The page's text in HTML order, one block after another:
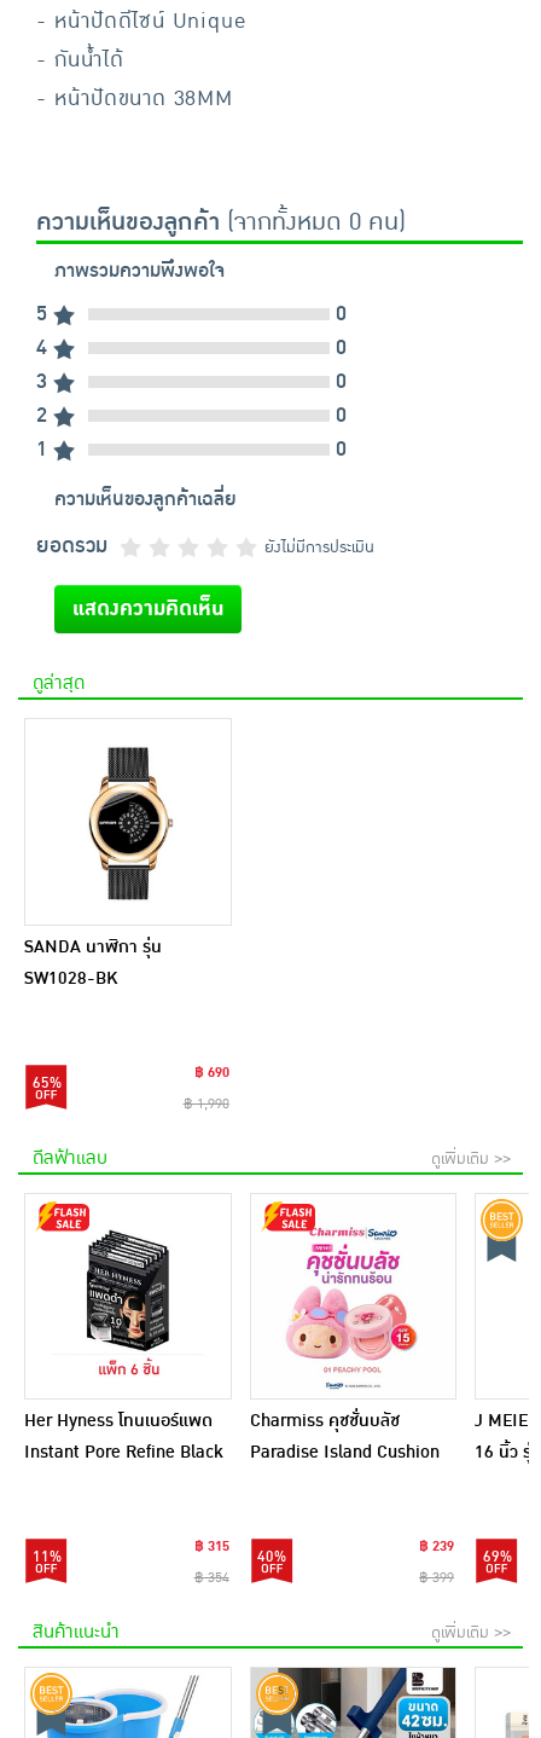
- หน้าปัดดีไซน์ Unique
- กันน้ำได้
- หน้าปัดขนาด 38MM
ความเห็นของลูกค้า (จากทั้งหมด 0 คน)
ภาพรวมความพึงพอใจ
5
0
4
0
3
0
2
0
1
0
ความเห็นของลูกค้าเฉลี่ย
ยอดรวม ยังไม่มีการประเมิน
แสดงความคิดเห็น
ดูล่าสุด
SANDA นาฬิกา รุ่น
SW1028-BK
65%
฿ 690
฿ 1,990
ดีลฟ้าแลบ ดูเพิ่มเติม >>
Her Hyness โทนเนอร์แพด
Instant Pore Refine Black
11%
฿ 315
฿ 354
Charmiss คุชชั่นบลัช
Paradise Island Cushion
40%
฿ 239
฿ 399
J
16 นิ้ว รุ่
69%
สินค้าแนะนำ ดูเพิ่มเติม >>